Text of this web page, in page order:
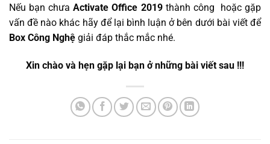
Nếu bạn chưa Activate Office 2019thành công hoặc gặp
vấn đề nào khác hãy để lại bình luận ở bên dưới bài viết để
Box Công Nghệ giải đáp thắc mắc nhé.
Xin chào và hẹn gặp lại bạn ở những bài viết sau !!!